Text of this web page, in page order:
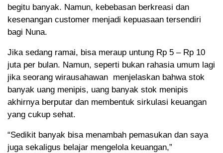
begitu banyak. Namun, kebebasan berkreasi dan
kesenangan customer menjadi kepuasaan tersendiri
bagi Nuna.
Jika sedang ramai, bisa meraup untung Rp 5 – Rp 10
juta per bulan. Namun, seperti bukan rahasia umum lagi
jika seorang wirausahawan menjelaskan bahwa stok
banyak uang menipis, uang banyak stok menipis
akhirnya berputar dan membentuk sirkulasi keuangan
yang cukup sehat.
“Sedikit banyak bisa menambah pemasukan dan saya
juga sekaligus belajar mengelola keuangan,”